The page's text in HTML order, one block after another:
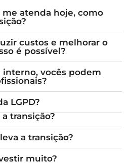
atenda hoje, como
custos e melhorar o
é possível?
vocês podem
LGPD?
transição?
a transição?
muito?